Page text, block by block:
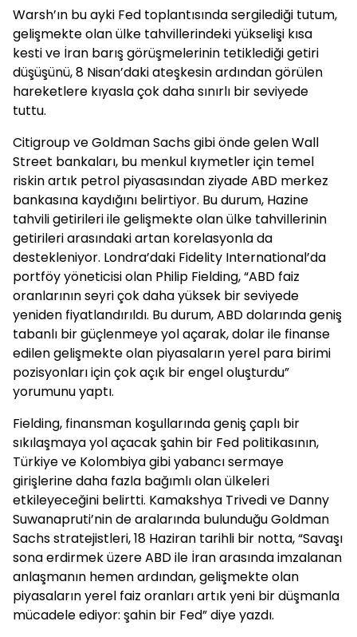
Warsh’ın bu ayki Fed toplantısında sergilediği tutum,
gelişmekte olan ülke tahvillerindeki yükselişi kısa
kesti ve İran barış görüşmelerinin tetiklediği getiri
düşüşünü, 8 Nisan’daki ateşkesin ardından görülen
hareketlere kıyasla çok daha sınırlı bir seviyede
tuttu.
Citigroup ve Goldman Sachs gibi önde gelen Wall
Street bankaları, bu menkul kıymetler için temel
riskin artık petrol piyasasından ziyade ABD merkez
bankasına kaydığını belirtiyor. Bu durum, Hazine
tahvili getirileri ile gelişmekte olan ülke tahvillerinin
getirileri arasındaki artan korelasyonla da
destekleniyor. Londra’daki Fidelity International’da
portföy yöneticisi olan Philip Fielding, “ABD faiz
oranlarının seyri çok daha yüksek bir seviyede
yeniden fiyatlandırıldı. Bu durum, ABD dolarında geniş
tabanlı bir güçlenmeye yol açarak, dolar ile finanse
edilen gelişmekte olan piyasaların yerel para birimi
pozisyonları için çok açık bir engel oluşturdu”
yorumunu yaptı.
Fielding, finansman koşullarında geniş çaplı bir
sıkılaşmaya yol açacak şahin bir Fed politikasının,
Türkiye ve Kolombiya gibi yabancı sermaye
girişlerine daha fazla bağımlı olan ülkeleri
etkileyeceğini belirtti. Kamakshya Trivedi ve Danny
Suwanapruti’nin de aralarında bulunduğu Goldman
Sachs stratejistleri, 18 Haziran tarihli bir notta, “Savaşı
sona erdirmek üzere ABD ile İran arasında imzalanan
anlaşmanın hemen ardından, gelişmekte olan
piyasaların yerel faiz oranları artık yeni bir düşmanla
mücadele ediyor: şahin bir Fed” diye yazdı.